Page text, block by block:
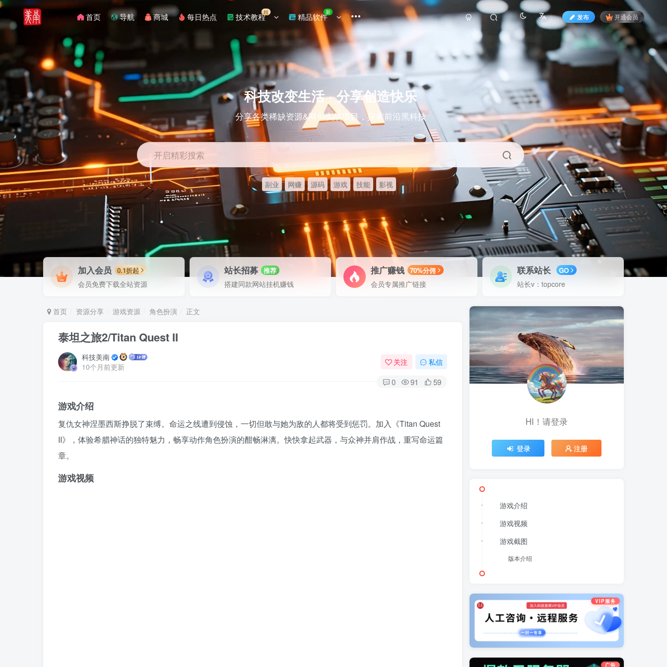
首页 导航 商城 每日热点 技术教程精 精品软件新
发布 开通会员
科技改变生活 · 分享创造快乐
分享各类稀缺资源&网创实战项目，探索前沿黑科技
开启精彩搜索
副业 网赚 源码 游戏 技能 影视
加入会员 0.1折起
会员免费下载全站资源
站长招募 推荐
搭建同款网站挂机赚钱
推广赚钱 70%分佣
会员专属推广链接
联系站长 GO
站长v：topcore
首页 资源分享 游戏资源 角色扮演 正文
泰坦之旅2/Titan Quest II
科技美南
10个月前更新
关注 私信
0 91 59
游戏介绍
复仇女神涅墨西斯挣脱了束缚。命运之线遭到侵蚀，一切但敢与她为敌的人都将受到惩罚。加入《Titan Quest
II》，体验希腊神话的独特魅力，畅享动作角色扮演的酣畅淋漓。快快拿起武器，与众神并肩作战，重写命运篇
章。
游戏视频
HI！请登录
登录 注册
游戏介绍
游戏视频
游戏截图
版本介绍
VIP服务
广告